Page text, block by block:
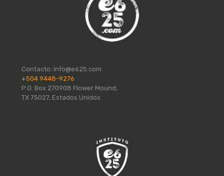
Contacto: info@e625.com
+504 9448-9276
P.O. Box 270908 Flower Mound,
TX 75027, Estados Unidos